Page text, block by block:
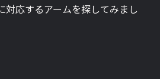
対応するアームを探してみまし